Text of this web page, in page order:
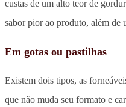
custas de um alto teor de
sabor pior ao produto, além de
Em gotas ou pastilhas
Existem dois tipos, as
que não muda seu formato e